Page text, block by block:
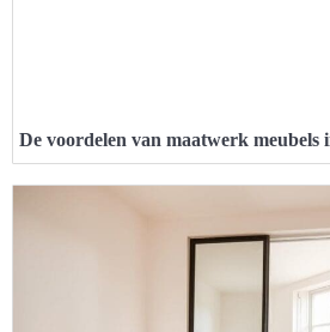
De voordelen van maatwerk meubels